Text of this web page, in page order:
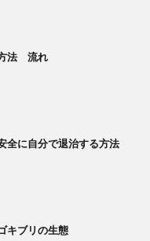
法 流れ
全に自分で退治する方法
キブリの生態